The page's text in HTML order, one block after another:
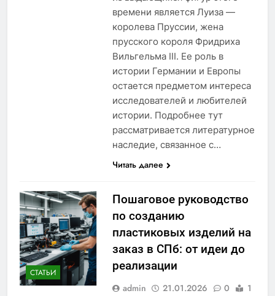
времени является Луиза —
королева Пруссии, жена
прусского короля Фридриха
Вильгельма III. Ее роль в
истории Германии и Европы
остается предметом интереса
исследователей и любителей
истории. Подробнее тут
рассматривается литературное
наследие, связанное с…
Читать далее
СТАТЬИ
Пошаговое руководство
по созданию
пластиковых изделий на
заказ в СПб: от идеи до
реализации
admin 21.01.2026 0
1